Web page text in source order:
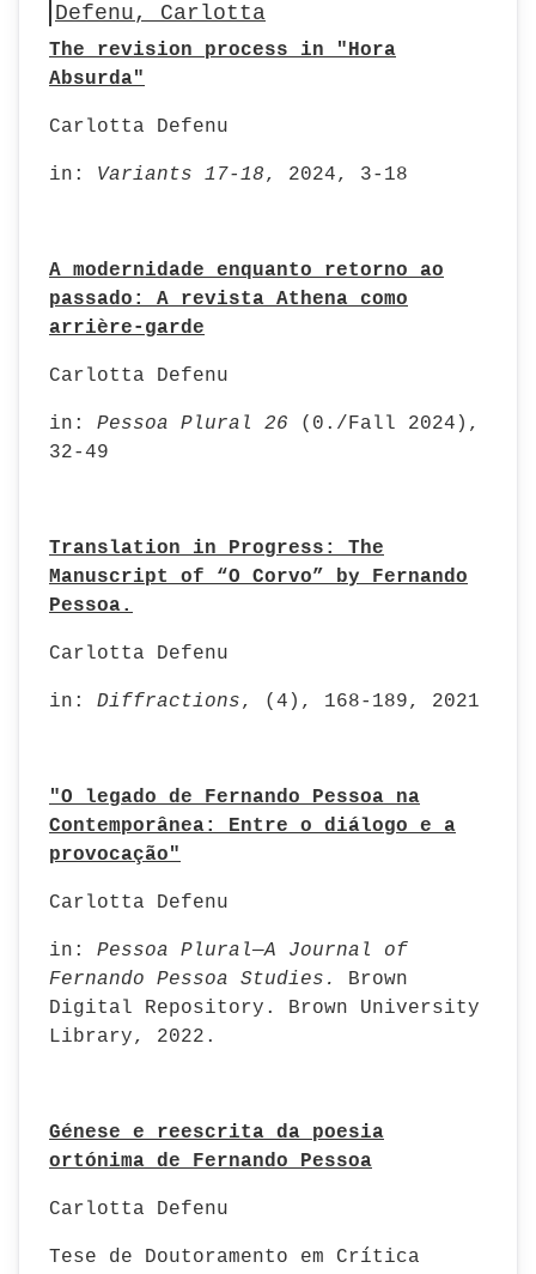
Defenu, Carlotta
The revision process in "Hora
Absurda"
Carlotta Defenu
in: Variants 17-18, 2024, 3-18
A modernidade enquanto retorno ao
passado: A revista Athena como
arrière-garde
Carlotta Defenu
in: Pessoa Plural 26
(0./Fall 2024),
32-49
Translation in Progress: The
Manuscript of “O Corvo” by Fernando
Pessoa.
Carlotta Defenu
in: Diffractions, (4), 168-189, 2021
"O legado de Fernando Pessoa na
Contemporânea: Entre o diálogo e a
provocação"
Carlotta Defenu
in:
Pessoa Plural—A Journal of
Fernando Pessoa Studies.
Brown
Digital Repository. Brown University
Library, 2022.
Génese e reescrita da poesia
ortónima de Fernando Pessoa
Carlotta Defenu
Tese de Doutoramento em Crítica